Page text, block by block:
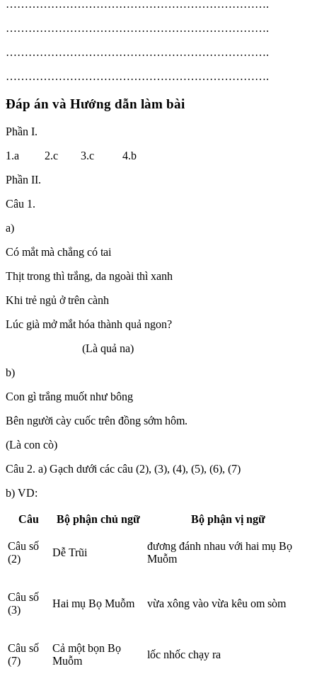
…………………………………………………………….
…………………………………………………………….
…………………………………………………………….
…………………………………………………………….
Đáp án và Hướng dẫn làm bài
Phần I.
1.a 2.c 3.c 4.b
Phần II.
Câu 1.
a)
Có mắt mà chẳng có tai
Thịt trong thì trắng, da ngoài thì xanh
Khi trẻ ngủ ở trên cành
Lúc già mở mắt hóa thành quả ngon?
(Là quả na)
b)
Con gì trắng muốt như bông
Bên người cày cuốc trên đồng sớm hôm.
(Là con cò)
Câu 2. a) Gạch dưới các câu (2), (3), (4), (5), (6), (7)
b) VD:
Câu Bộ phận chủ ngữ Bộ phận vị ngữ
Câu số
(2)
Dễ Trũi
đương đánh nhau với hai mụ Bọ
Muỗm
Câu số
(3)
Hai mụ Bọ Muỗm vừa xông vào vừa kêu om sòm
Câu số
(7)
Cả một bọn Bọ
Muỗm
lốc nhốc chạy ra